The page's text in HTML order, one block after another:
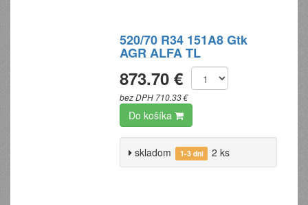
520/70 R34 151A8 Gtk
AGR ALFA TL
873.70 €
bez DPH 710.33 €
Do košíka
skladom 1-3 dni 2 ks